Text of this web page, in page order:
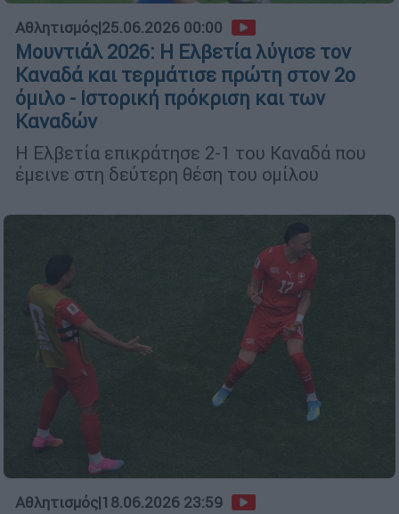
Αθλητισμός|25.06.2026 00:00
Μουντιάλ 2026: Η Ελβετία λύγισε τον
Καναδά και τερμάτισε πρώτη στον 2ο
όμιλο - Ιστορική πρόκριση και των
Καναδών
Η Ελβετία επικράτησε 2-1 του Καναδά που
έμεινε στη δεύτερη θέση του ομίλου
Αθλητισμός|18.06.2026 23:59